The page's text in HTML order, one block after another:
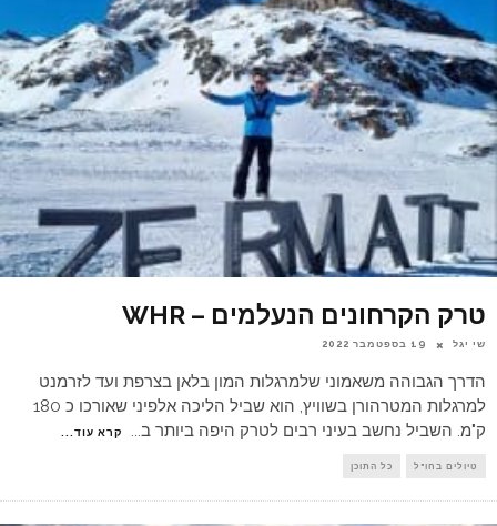
טרק הקרחונים הנעלמים – WHR
שי יגל 19 בספטמבר 2022
הדרך הגבוהה משאמוני שלמרגלות המון בלאן בצרפת ועד לזרמנט
למרגלות המטרהורן בשוויץ, הוא שביל הליכה אלפיני שאורכו כ 180
ק"מ. השביל נחשב בעיני רבים לטרק היפה ביותר ב
קרא עוד...
טיולים בחו"ל כל התוכן